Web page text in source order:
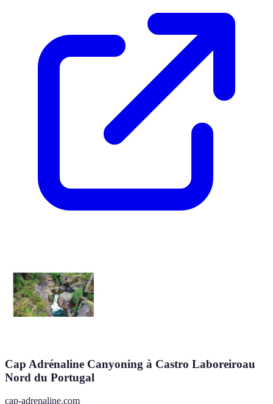
Cap Adrénaline Canyoning à Castro Laboreiroau
Nord du Portugal
cap-adrenaline.com